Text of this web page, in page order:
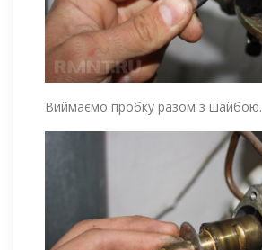
Виймаємо пробку разом з шайбою.